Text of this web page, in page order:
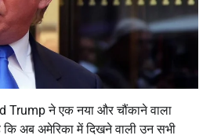
Trump ने एक नया और चौंकाने वाला
कि अब अमेरिका में दिखने वाली उन सभी